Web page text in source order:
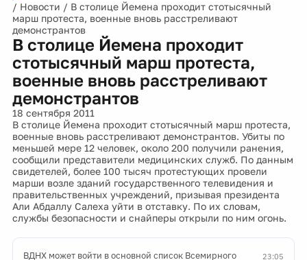
/ Новости / В столице Йемена проходит стотысячный
марш протеста, военные вновь расстреливают
демонстрантов
В столице Йемена проходит
стотысячный марш протеста,
военные вновь расстреливают
демонстрантов
18 сентября 2011
В столице Йемена проходит стотысячный марш протеста,
военные вновь расстреливают демонстрантов. Убиты по
меньшей мере 12 человек, около 200 получили ранения,
сообщили представители медицинских служб. По данным
свидетелей, более 100 тысяч протестующих провели
марши возле зданий государственного телевидения и
правительственных учреждений, призывая президента
Али Абдаллу Салеха уйти в отставку. По их словам,
службы безопасности и снайперы открыли по ним огонь.
23:05
ВДНХ может войти в основной список Всемирного